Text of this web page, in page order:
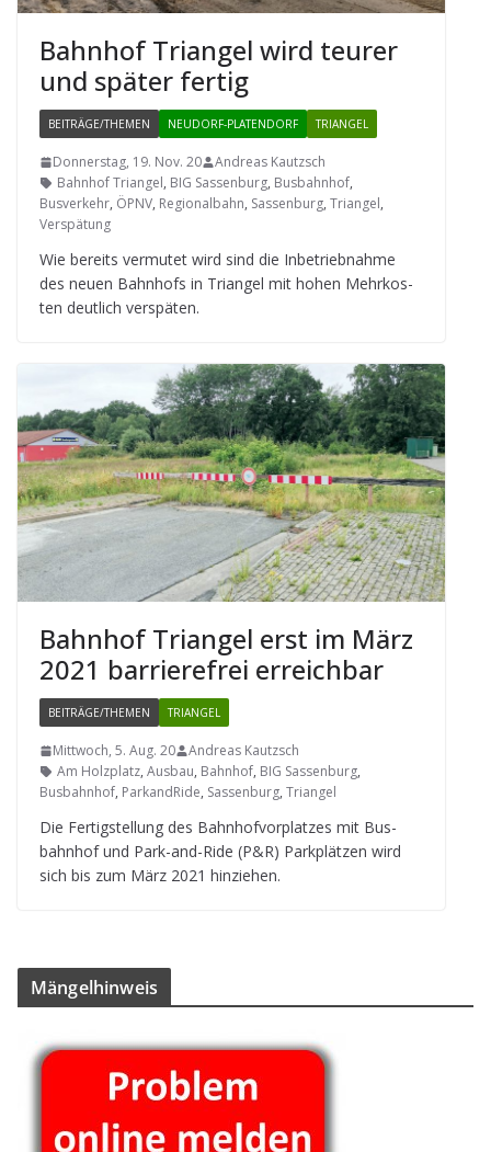
Bahn­hof Tri­an­gel wird teu­rer
und spä­ter fertig
BEITRÄGE/THEMEN NEUDORF-PLATENDORF TRIANGEL
Donnerstag, 19. Nov. 20
Andreas Kautzsch
Bahnhof Triangel, BIG Sassenburg, Busbahnhof,
Busverkehr, ÖPNV, Regionalbahn, Sassenburg, Triangel,
Verspätung
Wie bereits ver­mu­tet wird sind die Inbe­trieb­nahme
des neuen Bahn­hofs in Tri­an­gel mit hohen Mehr­kos­
ten deut­lich verspäten.
Bahn­hof Tri­an­gel erst im März
2021 bar­rie­re­frei erreichbar
BEITRÄGE/THEMEN TRIANGEL
Mittwoch, 5. Aug. 20
Andreas Kautzsch
Am Holzplatz, Ausbau, Bahnhof, BIG Sassenburg,
Busbahnhof, ParkandRide, Sassenburg, Triangel
Die Fer­tig­stel­lung des Bahn­hof­vor­plat­zes mit Bus­
bahn­hof und Park-and-Ride (P&R) Park­plät­zen wird
sich bis zum März 2021 hinziehen.
Män­gel­hin­weis